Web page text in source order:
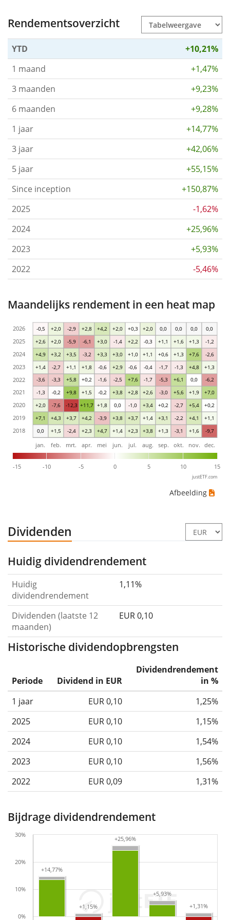
Rendementsoverzicht
YTD
+10,21%
1 maand
+1,47%
3 maanden
+9,23%
6 maanden
+9,28%
1 jaar
+14,77%
3 jaar
+42,06%
5 jaar
+55,15%
Since inception
+150,87%
2025
-1,62%
2024
+25,96%
2023
+5,93%
2022
-5,46%
Maandelijks rendement in een heat map
0,0 +1,5 -2,4 +2,3 +4,7 +1,4 +2,3 +3,8 +1,3 -3,1 +1,6 -9,7
+7,1 +4,3 +3,7 +4,2 -3,9 +3,8 +3,7 +1,4 +3,1 -2,2 +4,1 +1,1
+2,0 -7,6 -12,3 +11,7 +1,8 0,0 -1,0 +3,4 +0,2 -2,7 +5,4 +0,2
-1,3 -0,2 +9,8 +1,5 -0,2 +3,8 +2,8 +2,6 -3,0 +5,6 +1,9 +7,0
-3,6 -3,3 +5,8 +0,2 -1,6 -2,5 +7,6 -1,7 -5,3 +6,1 0,0 -6,2
+1,4 -2,7 +1,1 +1,8 -0,6 +2,9 -0,6 -0,4 -1,7 -1,3 +4,8 +1,3
+4,9 +3,2 +3,5 -3,2 +3,3 +3,0 +1,0 +1,1 +0,6 +1,3 +7,6 -2,6
+2,6 +2,0 -5,9 -6,1 +3,0 -1,4 +2,2 -0,3 +1,1 +1,6 +1,3 -1,2
-0,5 +2,0 -2,9 +2,8 +4,2 +2,0 +0,3 +2,0 0,0 0,0 0,0 0,0
-15 -10 -5 0 5 10 15
jan. feb. mrt. apr. mei jun. jul. aug. sep. okt. nov. dec.
2018
2019
2020
2021
2022
2023
2024
2025
2026
justETF.com
Afbeelding
Dividenden
Huidig dividendrendement
Huidig
dividendrendement
1,11%
Dividenden (laatste 12
maanden)
EUR 0,10
Historische dividendopbrengsten
Periode Dividend in EUR
Dividendrendement
in %
1 jaar
EUR 0,10
1,25%
2025
EUR 0,10
1,15%
2024
EUR 0,10
1,54%
2023
EUR 0,10
1,56%
2022
EUR 0,09 1,31%
Bijdrage dividendrendement
+14,77%
+14,77%
+1,15%
+1,15%
+25,96%
+25,96%
+5,93%
+5,93%
+1,31%
+1,31%
0%
10%
20%
30%